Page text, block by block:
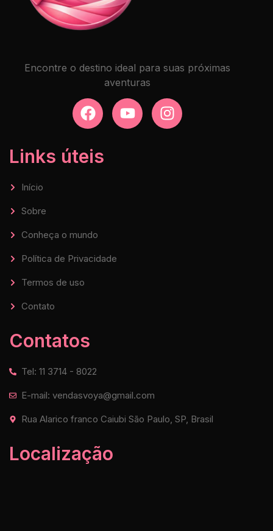
Encontre o destino ideal para suas próximas
aventuras
Links úteis
Início
Sobre
Conheça o mundo
Política de Privacidade
Termos de uso
Contato
Contatos
Tel: 11 3714 - 8022
E-mail: vendasvoya@gmail.com
Rua Alarico franco Caiubi São Paulo, SP, Brasil
Localização